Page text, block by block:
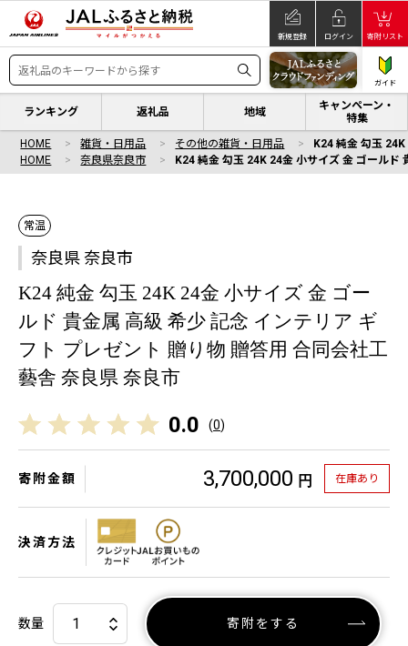
新規登録 ログイン 寄附リスト
ガイド
ランキング 返礼品 地域
キャンペーン・
特集
HOME 雑貨・日用品 その他の雑貨・日用品
K24 純金 勾玉
HOME
奈良県奈良市 K24 純金 勾玉 24K 24金 小サイズ 金 ゴールド
常温
奈良県 奈良市
K24 純金 勾玉 24K 24金 小サイズ 金 ゴー
ルド 貴金属 高級 希少 記念 インテリア ギ
フト プレゼント 贈り物 贈答用 合同会社工
藝舎 奈良県 奈良市
0.0 (0)
寄附金額 3,700,000 円 在庫あり
決済方法
数量 寄附をする